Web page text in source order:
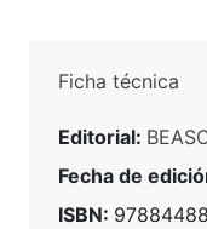
Ficha técnica
Editorial:
Fecha de
ISBN: